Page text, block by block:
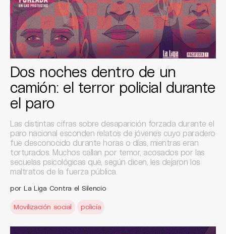
Dos noches dentro de un
camión: el terror policial durante
el paro
Las distintas cifras sobre desaparición forzada durante el
paro nacional esconden relatos de jóvenes cuyo paradero
fue desconocido durante horas o días, mientras eran
torturados. Muchos callan por temor, acosados por las
secuelas psicológicas que, según dicen, les dejaron los
maltratos de la fuerza pública.
por La Liga Contra el Silencio
Movilización social policía